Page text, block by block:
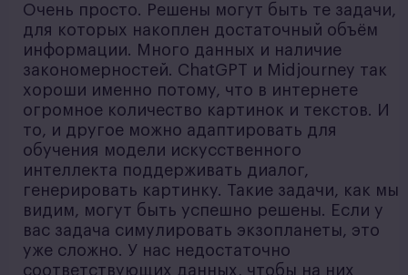
Очень просто. Решены могут быть те задачи,
для которых накоплен достаточный объём
информации. Много данных и наличие
закономерностей. ChatGPT и Midjourney так
хороши именно потому, что в интернете
огромное количество картинок и текстов. И
то, и другое можно адаптировать для
обучения модели искусственного
интеллекта поддерживать диалог,
генерировать картинку. Такие задачи, как мы
видим, могут быть успешно решены. Если у
вас задача симулировать экзопланеты, это
уже сложно. У нас недостаточно
соответствующих данных, чтобы на них